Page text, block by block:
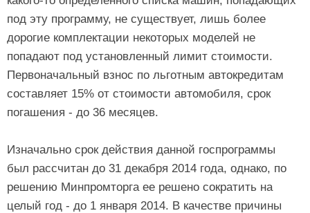
под эту программу, не существует, лишь более
дорогие комплектации некоторых моделей не
попадают под установленный лимит стоимости.
Первоначальный взнос по льготным автокредитам
составляет 15% от стоимости автомобиля, срок
погашения - до 36 месяцев.
Изначально срок действия данной госпрограммы
был рассчитан до 31 декабря 2014 года, однако, по
решению Минпромторга ее решено сократить на
целый год - до 1 января 2014. В качестве причины